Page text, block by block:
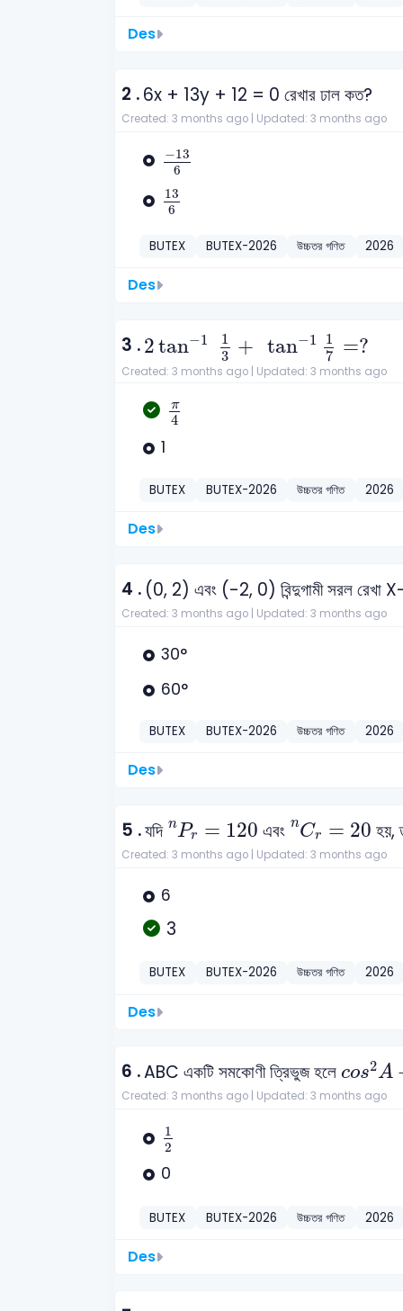
Des
2 .6x + 13y + 12 = 0 রেখার ঢাল কত?
Created: 3 months ago | Updated: 3 months ago
−13
6
-13
13
6
13
BUTEX BUTEX-2026 উচ্চতর গণিত 2026
Des
3 .2tan−1
1
3 + tan−1
1
7
=?
2 tan-1 3 + tan -117 =
Created: 3 months ago | Updated: 3 months ago
π
4
π
1
BUTEX BUTEX-2026 উচ্চতর গণিত 2026
Des
4 . (0, 2) এবং (-2, 0) বিন্দুগামী সরল রেখা X-
Created: 3 months ago | Updated: 3 months ago
30°
60°
BUTEX BUTEX-2026 উচ্চতর গণিত 2026
Des
5 .যদি nPr = 120
Prn 120 এবং nCr = 20
Crn 20 হয়,
Created: 3 months ago | Updated: 3 months ago
6
3
BUTEX BUTEX-2026 উচ্চতর গণিত 2026
Des
6 .ABC একটি সমকোণী ত্রিভুজ হলে cos2A
s 2A
Created: 3 months ago | Updated: 3 months ago
1
2
12
0
BUTEX BUTEX-2026 উচ্চতর গণিত 2026
Des
1x